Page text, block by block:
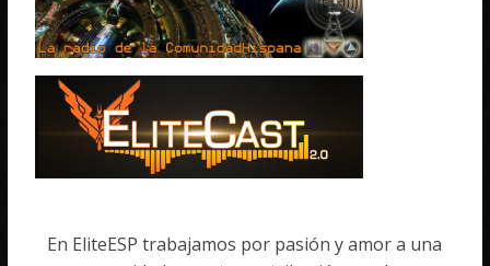
En EliteESP trabajamos por pasión y amor a una